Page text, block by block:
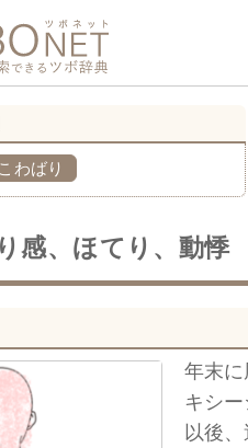
こわばり
感、ほてり、動悸
年末
キシ
以後